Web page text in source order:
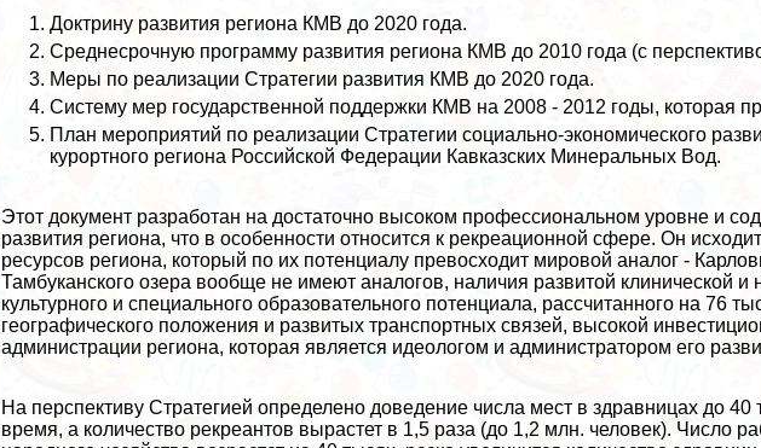
Доктрину развития региона КМВ до 2020 года.
Среднесрочную программу развития региона КМВ до 2010 года (с
Меры по реализации Стратегии развития КМВ до 2020 года.
Систему мер государственной поддержки КМВ на 2008 - 2012 годы, которая
План мероприятий по реализации Стратегии социально-экономического
курортного региона Российской Федерации Кавказских Минеральных Вод.
Этот документ разработан на достаточно высоком профессиональном уровне и
развития региона, что в особенности относится к рекреационной сфере. Он
ресурсов региона, который по их потенциалу превосходит мировой аналог -
Тамбуканского озера вообще не имеют аналогов, наличия развитой клинической и
культурного и специального образовательного потенциала, рассчитанного на 76
географического положения и развитых трaнcпортных связей, высокой
администрации региона, которая является идеологом и администратором его
На перспективу Стратегией определено доведение числа мест в здравницах до
время, а количество рекреантов вырастет в 1,5 раза (до 1,2 млн. человек). Число